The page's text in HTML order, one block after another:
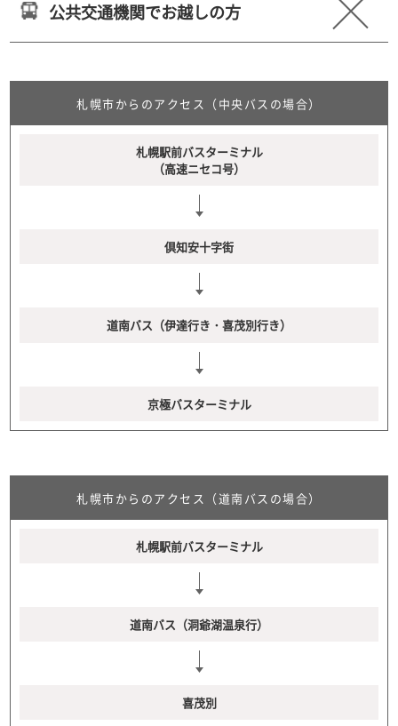
公共交通機関でお越しの方
札幌市からのアクセス（中央バスの場合）
札幌駅前バスターミナル
（高速ニセコ号）
倶知安十字街
道南バス（伊達行き・喜茂別行き）
京極バスターミナル
札幌市からのアクセス（道南バスの場合）
札幌駅前バスターミナル
道南バス（洞爺湖温泉行）
喜茂別